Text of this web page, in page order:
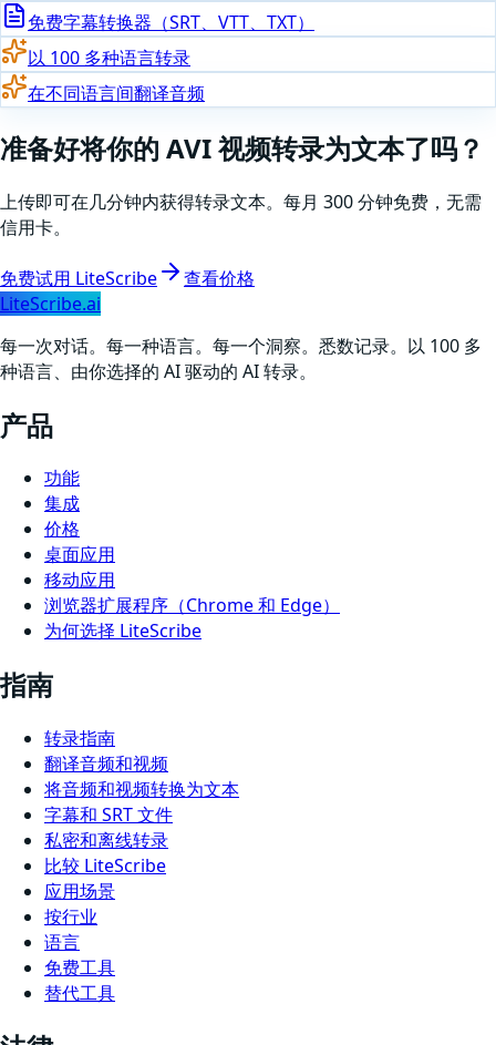
免费字幕转换器（SRT、VTT、TXT）
以 100 多种语言转录
在不同语言间翻译音频
准备好将你的 AVI视频转录为文本了吗？
上传即可在几分钟内获得转录文本。每月 300 分钟免费，无需
信用卡。
免费试用 LiteScribe
查看价格
LiteScribe.ai
每一次对话。每一种语言。每一个洞察。悉数记录。以 100 多
种语言、由你选择的 AI 驱动的 AI 转录。
产品
功能
集成
价格
桌面应用
移动应用
浏览器扩展程序（Chrome 和 Edge）
为何选择 LiteScribe
指南
转录指南
翻译音频和视频
将音频和视频转换为文本
字幕和 SRT 文件
私密和离线转录
比较 LiteScribe
应用场景
按行业
语言
免费工具
替代工具